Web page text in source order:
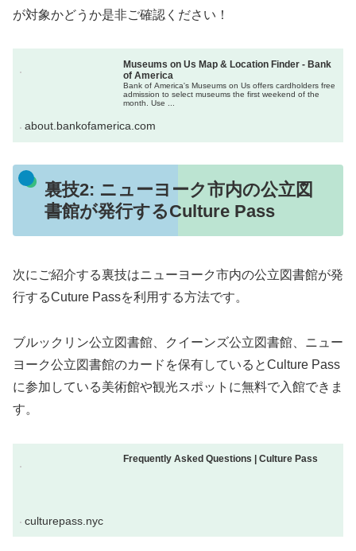
が対象かどうか是非ご確認ください！
Museums on Us Map & Location Finder - Bank
of America
Bank of America's Museums on Us offers cardholders free
admission to select museums the first weekend of the
month. Use ...
about.bankofamerica.com
裏技2: ニューヨーク市内の公立図
書館が発行するCulture Pass
次にご紹介する裏技はニューヨーク市内の公立図書館が発
行するCuture Passを利用する方法です。
ブルックリン公立図書館、クイーンズ公立図書館、ニュー
ヨーク公立図書館のカードを保有しているとCulture Pass
に参加している美術館や観光スポットに無料で入館できま
す。
Frequently Asked Questions | Culture Pass
culturepass.nyc